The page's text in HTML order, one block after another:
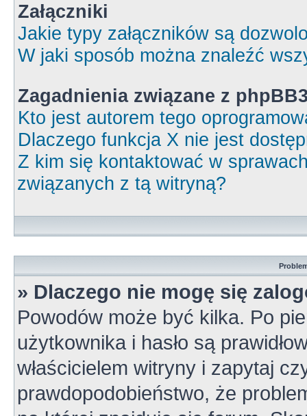
Załączniki
Jakie typy załączników są
W jaki sposób można znaleźć
Zagadnienia związane z
Kto jest autorem tego
Dlaczego funkcja X nie jest
Z kim się kontaktować w
związanych z tą witryną?
» Dlaczego nie mogę się
Powodów może być kilka. Po
użytkownika i hasło są
właścicielem witryny i zapytaj
prawdopodobieństwo, że